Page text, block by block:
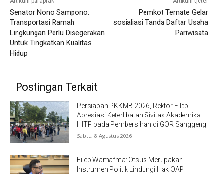
Senator Nono Sampono:
Transportasi Ramah
Lingkungan Perlu Disegerakan
Untuk Tingkatkan Kualitas
Hidup
Pemkot Ternate Gelar
sosialiasi Tanda Daftar Usaha
Pariwisata
Postingan Terkait
Persiapan PKKMB 2026, Rektor Filep
Apresiasi Keterlibatan Sivitas Akademika
IHTP pada Pembersihan di GOR Sanggeng
Sabtu, 8 Agustus 2026
Filep Wamafma: Otsus Merupakan
Instrumen Politik Lindungi Hak OAP